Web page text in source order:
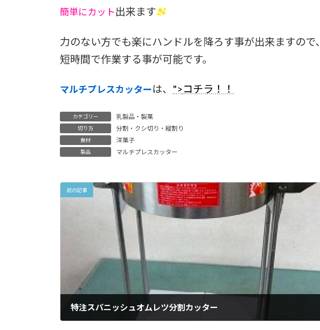
簡単にカット出来ます
力のない方でも楽にハンドルを降ろす事が出来ますので、
短時間で作業する事が可能です。
マルチプレスカッターは、 ">コチラ！！
カテゴリー 乳製品・製菓
切り方 分割・クシ切り・縦割り
食材 洋菓子
製品 マルチプレスカッター
前の記事
特注スパニッシュオムレツ分割カッター